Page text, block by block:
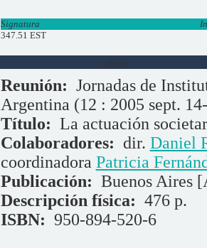
Signatura
347.51 EST
Libros
Reunión: Jornadas de
Argentina (12 : 2005 sept.
Título: La actuación
Colaboradores: dir. Daniel
coordinadora Patricia
Publicación: Buenos Aires
Descripción física: 476 p.
ISBN: 950-894-520-6